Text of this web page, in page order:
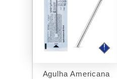
Agulha Americana